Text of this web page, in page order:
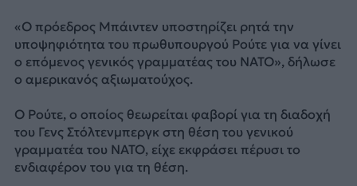
«Ο πρόεδρος Μπάιντεν υποστηρίζει ρητά την
υποψηφιότητα του πρωθυπουργού Ρούτε για να γίνει
ο επόμενος γενικός γραμματέας του ΝΑΤΟ», δήλωσε
ο αμερικανός αξιωματούχος.
Ο Ρούτε, ο οποίος θεωρείται φαβορί για τη διαδοχή
του Γενς Στόλτενμπεργκ στη θέση του γενικού
γραμματέα του ΝΑΤΟ, είχε εκφράσει πέρυσι το
ενδιαφέρον του για τη θέση.